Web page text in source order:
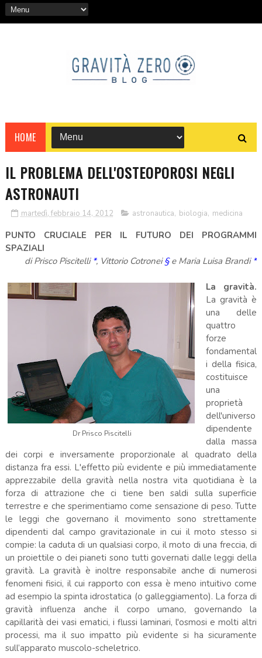
HOME
IL PROBLEMA DELL'OSTEOPOROSI NEGLI
ASTRONAUTI
martedì, febbraio 14, 2012 astronautica, biologia, medicina
PUNTO CRUCIALE PER IL FUTURO DEI PROGRAMMI
SPAZIALI
di Prisco Piscitelli *, Vittorio Cotronei§e Maria Luisa Brandi *
Dr Prisco Piscitelli
La gravità.
La gravità è
una delle
quattro
forze
fondamental
i della fisica,
costituisce
una
proprietà
dell'universo
dipendente
dalla massa
dei corpi e inversamente proporzionale al quadrato della
distanza fra essi. L'effetto più evidente e più immediatamente
apprezzabile della gravità nella nostra vita quotidiana è la
forza di attrazione che ci tiene ben saldi sulla superficie
terrestre e che sperimentiamo come sensazione di peso. Tutte
le leggi che governano il movimento sono strettamente
dipendenti dal campo gravitazionale in cui il moto stesso si
compie: la caduta di un qualsiasi corpo, il moto di una freccia, di
un proiettile o dei pianeti sono tutti governati dalle leggi della
gravità. La gravità è inoltre responsabile anche di numerosi
fenomeni fisici, il cui rapporto con essa è meno intuitivo come
ad esempio la spinta idrostatica (o galleggiamento). La forza di
gravità influenza anche il corpo umano, governando la
capillarità dei vasi ematici, i flussi laminari, l'osmosi e molti altri
processi, ma il suo impatto più evidente si ha sicuramente
sull’apparato muscolo-scheletrico.